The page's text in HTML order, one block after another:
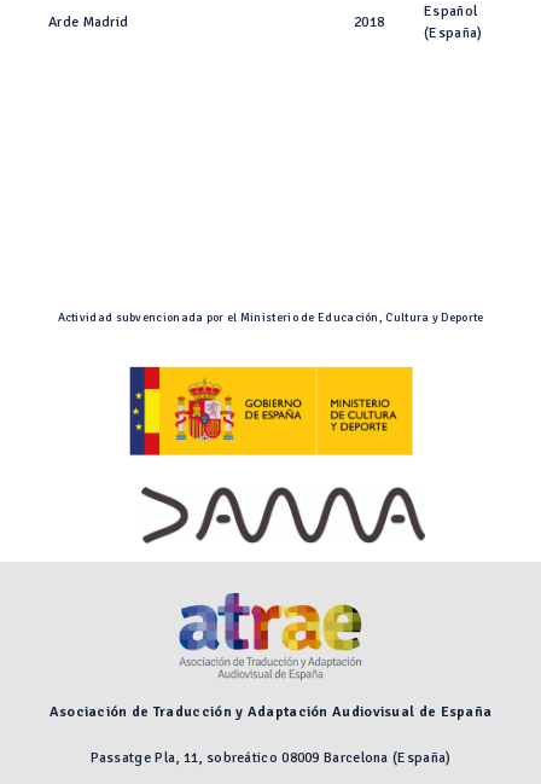
Arde Madrid 2018
Español
(España)
Actividad subvencionada por el Ministerio de Educación, Cultura y Deporte
Asociación de Traducción y Adaptación Audiovisual de España
Passatge Pla, 11, sobreático 08009 Barcelona (España)